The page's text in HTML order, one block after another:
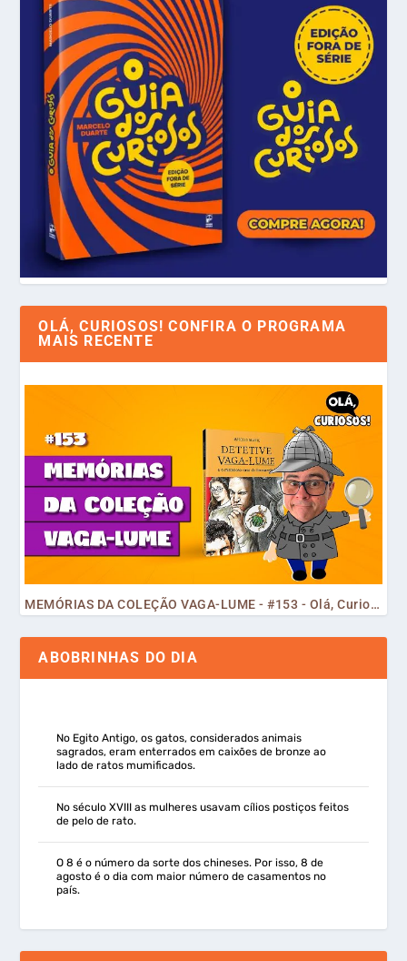
OLÁ, CURIOSOS! CONFIRA O PROGRAMA
MAIS RECENTE
MEMÓRIAS DA COLEÇÃO VAGA-LUME - #153 - Olá, Curiosos! 2023
ABOBRINHAS DO DIA
No Egito Antigo, os gatos, considerados animais
sagrados, eram enterrados em caixões de bronze ao
lado de ratos mumificados.
No século XVIII as mulheres usavam cílios postiços feitos
de pelo de rato.
O 8 é o número da sorte dos chineses. Por isso, 8 de
agosto é o dia com maior número de casamentos no
país.